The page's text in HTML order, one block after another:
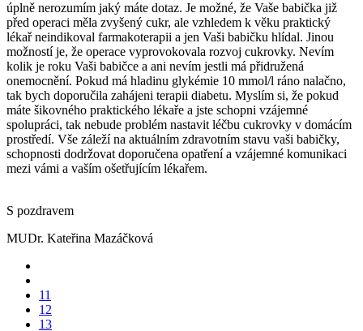
úplně nerozumím jaký máte dotaz. Je možné, že Vaše babička již
před operaci měla zvyšený cukr, ale vzhledem k věku praktický
lékař neindikoval farmakoterapii a jen Vaši babičku hlídal. Jinou
možností je, že operace vyprovokovala rozvoj cukrovky. Nevím
kolik je roku Vaši babičce a ani nevím jestli má přidružená
onemocnění. Pokud má hladinu glykémie 10 mmol/l ráno nalačno,
tak bych doporučila zahájeni terapii diabetu. Myslím si, že pokud
máte šikovného praktického lékaře a jste schopni vzájemné
spolupráci, tak nebude problém nastavit léčbu cukrovky v domácím
prostředí. Vše záleží na aktuálním zdravotním stavu vaši babičky,
schopnosti dodržovat doporučena opatření a vzájemné komunikaci
mezi vámi a vaším ošetřujícím lékařem.
S pozdravem
MUDr. Kateřina Mazáčková
11
12
13